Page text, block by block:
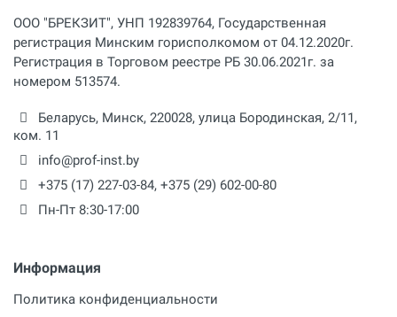
ООО "БРЕКЗИТ", УНП 192839764, Государственная
регистрация Минским горисполкомом от 04.12.2020г.
Регистрация в Торговом реестре РБ 30.06.2021г. за
номером 513574.
Беларусь, Минск, 220028, улица Бородинская, 2/11,
ком. 11
info@prof-inst.by
+375 (17) 227-03-84, +375 (29) 602-00-80
Пн-Пт 8:30-17:00
Информация
Политика конфиденциальности